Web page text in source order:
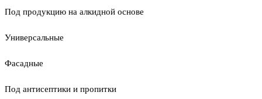
Под продукцию на алкидной основе
Универсальные
Фасадные
Под антисептики и пропитки